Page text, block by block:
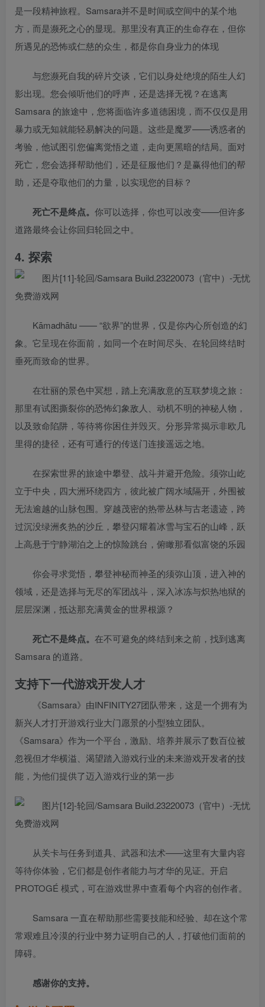
是一段精神旅程。Samsara并不是时间或空间中的某个地
方，而是濒死之心的显现。那里没有真正的生命存在，但你
所遇见的恐怖或仁慈的众生，都是你自身业力的体现
与您濒死自我的碎片交谈，它们以身处绝境的陌生人幻
影出现。您会倾听他们的呼声，还是选择无视？在逃离
Samsara 的旅途中，您将面临许多道德困境，而不仅仅是用
暴力或无知就能轻易解决的问题。这些是魔罗——诱惑者的
考验，他试图引您偏离觉悟之道，走向更黑暗的结局。面对
死亡，您会选择帮助他们，还是征服他们？是赢得他们的帮
助，还是夺取他们的力量，以实现您的目标？
死亡不是终点。 你可以选择，你也可以改变——但许多
道路最终会让你回归轮回之中。
4. 探索
Kāmadhātu —— “欲界”的世界，仅是你内心所创造的幻
象。它呈现在你面前，如同一个在时间尽头、在轮回终结时
垂死而致命的世界。
在壮丽的景色中冥想，踏上充满敌意的互联梦境之旅：
那里有试图撕裂你的恐怖幻象敌人、动机不明的神秘人物，
以及致命陷阱，等待将你困住并毁灭。分形异常揭示非欧几
里得的捷径，还有可通行的传送门连接遥远之地。
在探索世界的旅途中攀登、战斗并避开危险。须弥山屹
立于中央，四大洲环绕四方，彼此被广阔水域隔开，外围被
无法逾越的山脉包围。穿越茂密的热带丛林与古老遗迹，跨
过沉没绿洲炙热的沙丘，攀登闪耀着冰雪与宝石的山峰，跃
上高悬于宁静湖泊之上的惊险跳台，俯瞰那看似富饶的乐园
你会寻求觉悟，攀登神秘而神圣的须弥山顶，进入神的
领域，还是选择与无尽的军团战斗，深入冰冻与炽热地狱的
层层深渊，抵达那充满黄金的世界根源？
死亡不是终点。 在不可避免的终结到来之前，找到逃离
Samsara 的道路。
支持下一代游戏开发人才
《Samsara》由INFINITY27团队带来，这是一个拥有为
新兴人才打开游戏行业大门愿景的小型独立团队。
《Samsara》作为一个平台，激励、培养并展示了数百位被
忽视但才华横溢、渴望踏入游戏行业的未来游戏开发者的技
能，为他们提供了迈入游戏行业的第一步
从关卡与任务到道具、武器和法术——这里有大量内容
等待你体验，它们都是创作者能力与才华的见证。开启
PROTOGÉ 模式，可在游戏世界中查看每个内容的创作者。
Samsara 一直在帮助那些需要技能和经验、却在这个常
常艰难且冷漠的行业中努力证明自己的人，打破他们面前的
障碍。
感谢你的支持。